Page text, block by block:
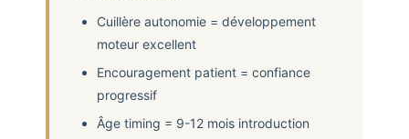
Cuillère autonomie = développement
moteur excellent
Encouragement patient = confiance
progressif
Âge timing = 9-12 mois introduction